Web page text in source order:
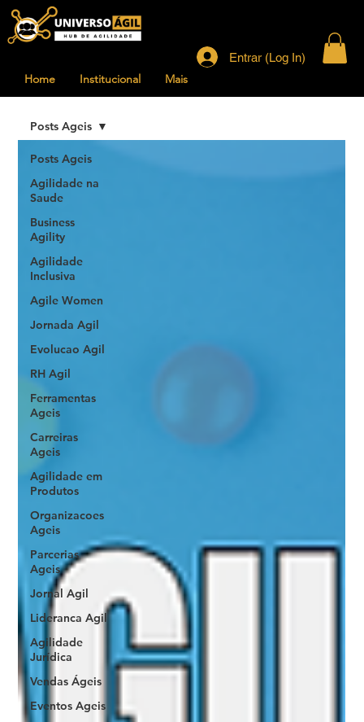
Home Institucional Mais
Entrar (Log In)
Posts Ageis
Agilidade na
Saude
Business
Agility
Agilidade
Inclusiva
Agile Women
Jornada Agil
Evolucao Agil
RH Agil
Ferramentas
Ageis
Carreiras
Ageis
Agilidade em
Produtos
Organizacoes
Ageis
Parcerias
Ageis
Jornal Agil
Lideranca Agil
Agilidade
Jurídica
Vendas Ágeis
Eventos Ageis
Posts Ageis